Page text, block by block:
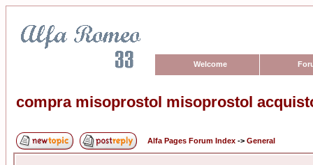
Welcome
compra misoprostol misoprostol
Alfa Pages Forum Index -> General